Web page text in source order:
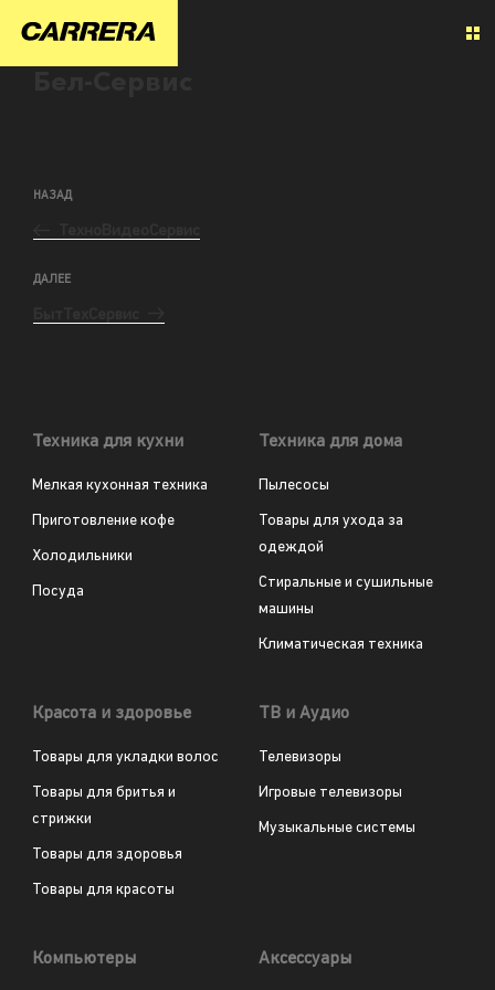
НАЗАД
ДАЛЕЕ
Техника для кухни
Мелкая кухонная техника
Приготовление кофе
Холодильники
Посуда
Техника для дома
Пылесосы
Товары для ухода за
одеждой
Стиральные и сушильные
машины
Климатическая техника
Красота и здоровье
Товары для укладки волос
Товары для бритья и
стрижки
Товары для здоровья
Товары для красоты
ТВ и Аудио
Телевизоры
Игровые телевизоры
Музыкальные системы
Компьютеры Аксессуары